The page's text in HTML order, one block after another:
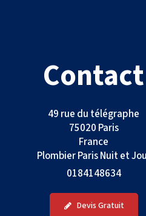
Contact
49 rue du télégraphe
75020 Paris
France
Plombier Paris Nuit et
0184148634
Devis Gratuit